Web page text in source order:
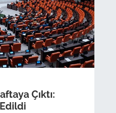
Çıktı: